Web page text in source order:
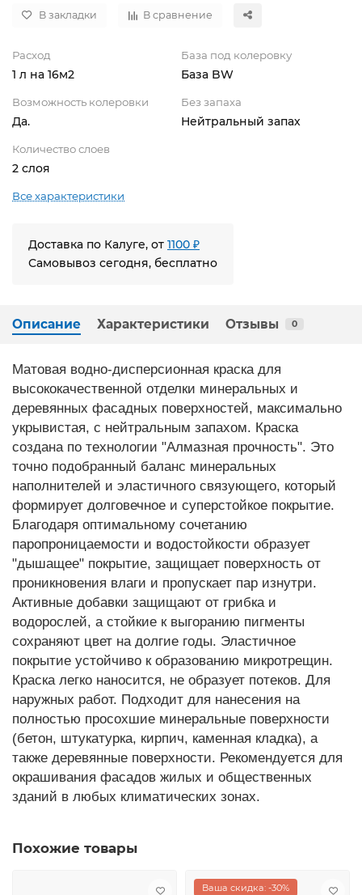
В закладки В сравнение
Расход
1 л на 16м2
База под колеровку
База BW
Возможность колеровки
Да.
Без запаха
Нейтральный запах
Количество слоев
2 слоя
Все характеристики
Доставка по Калуге, от 1100 ₽
Самовывоз сегодня, бесплатно
Описание Характеристики Отзывы 0
Матовая водно-дисперсионная краска для
высококачественной отделки минеральных и
деревянных фасадных поверхностей, максимально
укрывистая, с нейтральным запахом. Краска
создана по технологии "Алмазная прочность". Это
точно подобранный баланс минеральных
наполнителей и эластичного связующего, который
формирует долговечное и суперстойкое покрытие.
Благодаря оптимальному сочетанию
паропроницаемости и водостойкости образует
"дышащее" покрытие, защищает поверхность от
проникновения влаги и пропускает пар изнутри.
Активные добавки защищают от грибка и
водорослей, а стойкие к выгоранию пигменты
сохраняют цвет на долгие годы. Эластичное
покрытие устойчиво к образованию микротрещин.
Краска легко наносится, не образует потеков. Для
наружных работ. Подходит для нанесения на
полностью просохшие минеральные поверхности
(бетон, штукатурка, кирпич, каменная кладка), а
также деревянные поверхности. Рекомендуется для
окрашивания фасадов жилых и общественных
зданий в любых климатических зонах.
Похожие товары
Ваша скидка: -30%